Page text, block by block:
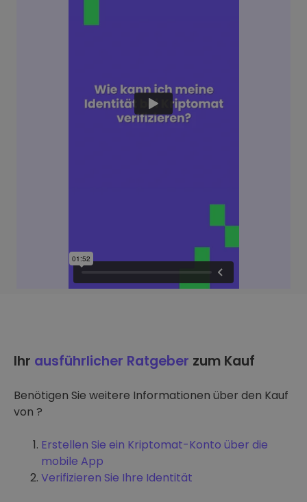
Ihr ausführlicher Ratgeber zum Kauf
Benötigen Sie weitere Informationen über den Kauf
von ?
Erstellen Sie ein Kriptomat-Konto über die
mobile App
Verifizieren Sie Ihre Identität